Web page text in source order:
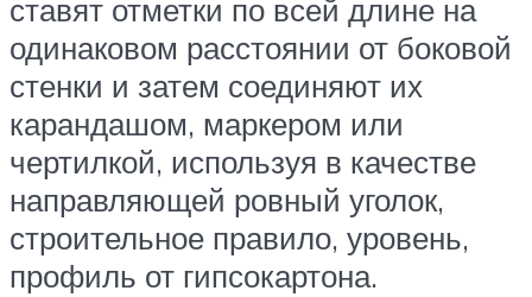
ставят отметки по всей длине на
одинаковом расстоянии от боковой
стенки и затем соединяют их
карандашом, маркером или
чертилкой, используя в качестве
направляющей ровный уголок,
строительное правило, уровень,
профиль от гипсокартона.